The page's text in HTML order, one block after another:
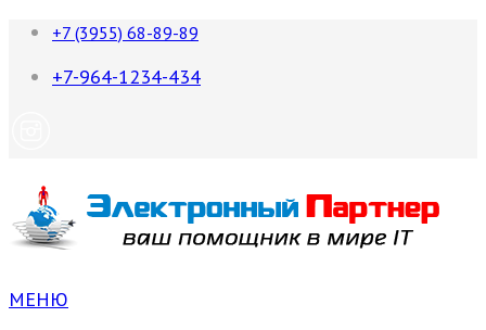
+7 (3955) 68-89-89
+7-964-1234-434
МЕНЮ